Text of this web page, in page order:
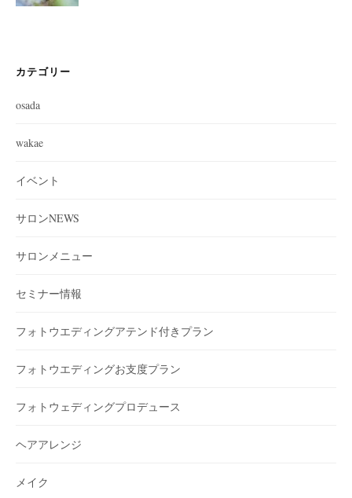
カテゴリー
osada
wakae
イベント
サロンNEWS
サロンメニュー
セミナー情報
フォトウエディングアテンド付きプラン
フォトウエディングお支度プラン
フォトウェディングプロデュース
ヘアアレンジ
メイク